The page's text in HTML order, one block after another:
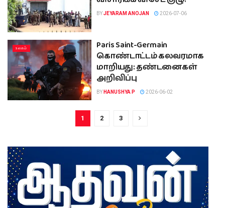
BYJEYARAM ANOJAN 2026-07-06
உலகம்
Paris Saint-Germain
கொண்டாட்டம் கலவரமாக
மாறியது: தண்டனைகள்
அறிவிப்பு
BY HANUSHYA P 2026-06-02
1 2 3